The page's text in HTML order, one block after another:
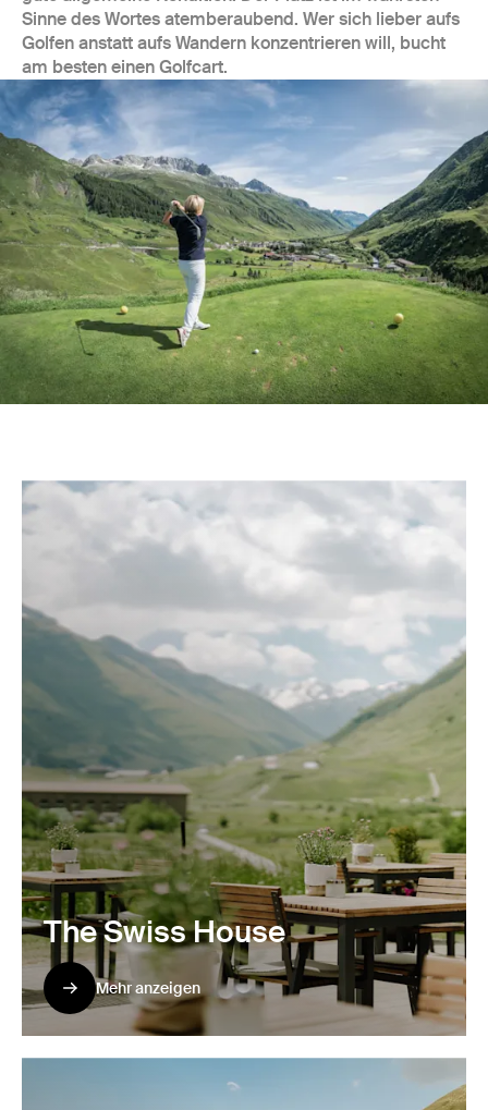
Sinne des Wortes atemberaubend. Wer sich lieber aufs
Golfen anstatt aufs Wandern konzentrieren will, bucht
am besten einen Golfcart.
The Swiss House
Mehr anzeigen
Mehr anzeigen